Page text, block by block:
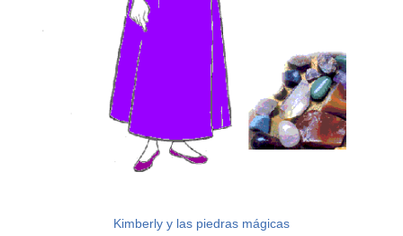
Kimberly y las piedras mágicas